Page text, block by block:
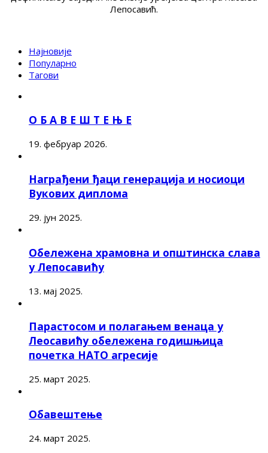
Лепосавић.
Најновије
Популарно
Тагови
О Б А В Е Ш Т Е Њ Е
19. фебруар 2026.
Награђени ђаци генерација и носиоци
Вукових диплома
29. јун 2025.
Обележена храмовна и општинска слава
у Лепосавићу
13. мај 2025.
Парастосом и полагањем венаца у
Леосавићу обележена годишњица
почетка НАТО агресије
25. март 2025.
Обавештење
24. март 2025.